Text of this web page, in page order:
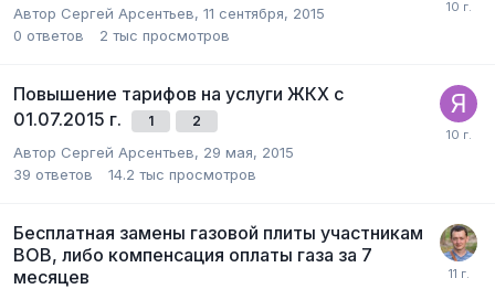
Автор Сергей Арсентьев, 11 сентября, 2015
0 ответов 2 тыс просмотров
Повышение тарифов на услуги ЖКХ с
01.07.2015 г.
1 2
Автор Сергей Арсентьев, 29 мая, 2015
39 ответов 14.2 тыс просмотров
Бесплатная замены газовой плиты участникам
ВОВ, либо компенсация оплаты газа за 7
месяцев